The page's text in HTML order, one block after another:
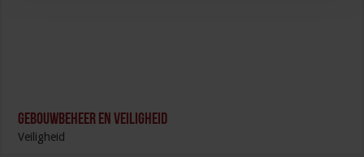
Gebouwbeheer en veiligheid
Veiligheid